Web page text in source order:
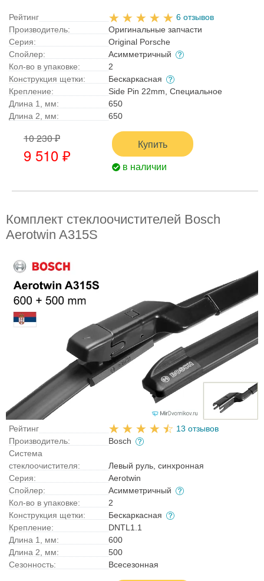
Рейтинг
6 отзывов
Производитель:
Оригинальные запчасти
Серия:
Original Porsche
Спойлер:
Асимметричный
Кол-во в упаковке:
2
Конструкция щетки:
Бескаркасная
Крепление:
Side Pin 22mm, Специальное
Длина 1, мм:
650
Длина 2, мм:
650
10 230 ₽
9 510 ₽
Купить
в наличии
Комплект стеклоочистителей Bosch
Aerotwin A315S
Рейтинг
13 отзывов
Производитель:
Bosch
Система
стеклоочистителя:
Левый руль, синхронная
Серия:
Aerotwin
Спойлер:
Асимметричный
Кол-во в упаковке:
2
Конструкция щетки:
Бескаркасная
Крепление:
DNTL1.1
Длина 1, мм:
600
Длина 2, мм:
500
Сезонность:
Всесезонная